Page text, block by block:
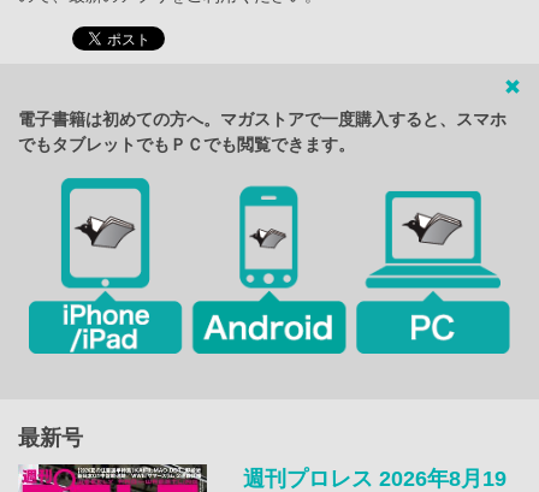
電子書籍は初めての方へ。マガストアで一度購入すると、スマホ
でもタブレットでもＰＣでも閲覧できます。
最新号
週刊プロレス 2026年8月19